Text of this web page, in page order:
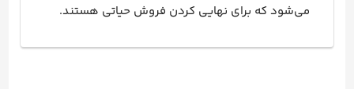
می‌شود که برای نهایی کردن فروش حیاتی هستند.